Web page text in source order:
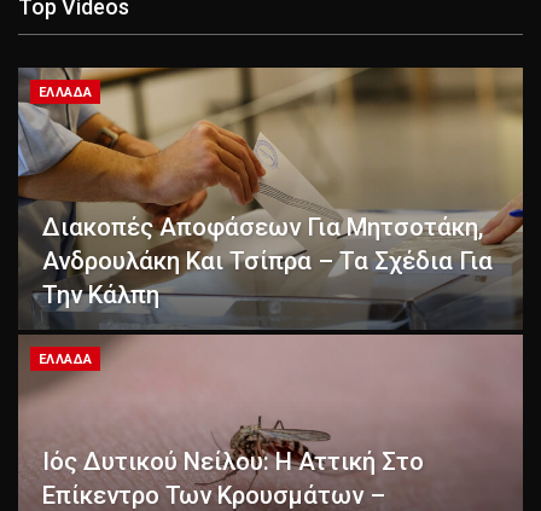
Top Videos
ΕΛΛΆΔΑ
Διακοπές Αποφάσεων Για Μητσοτάκη,
Ανδρουλάκη Και Τσίπρα – Τα Σχέδια Για
Την Κάλπη
ΕΛΛΆΔΑ
Ιός Δυτικού Νείλου: Η Αττική Στο
Επίκεντρο Των Κρουσμάτων –